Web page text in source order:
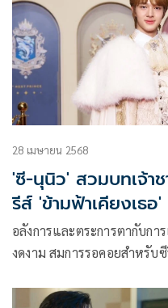
28 เมษายน 2568
'ซี-นุนิว' สวมบทเจ้า
รีส์ 'ข้ามฟ้าเคียงเธ
อลังการและตระการตากับกา
งดงาม สมการรอคอยสำหรับ
The Next Prince’ ผลงาน